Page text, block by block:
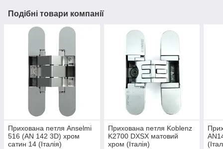
Подібні товари компанії
Прихована петля Anselmi
516 (AN 142 3D) хром
сатин 14 (Італія)
Прихована петля Koblenz
K2700 DXSX матовий
хром (Італія)